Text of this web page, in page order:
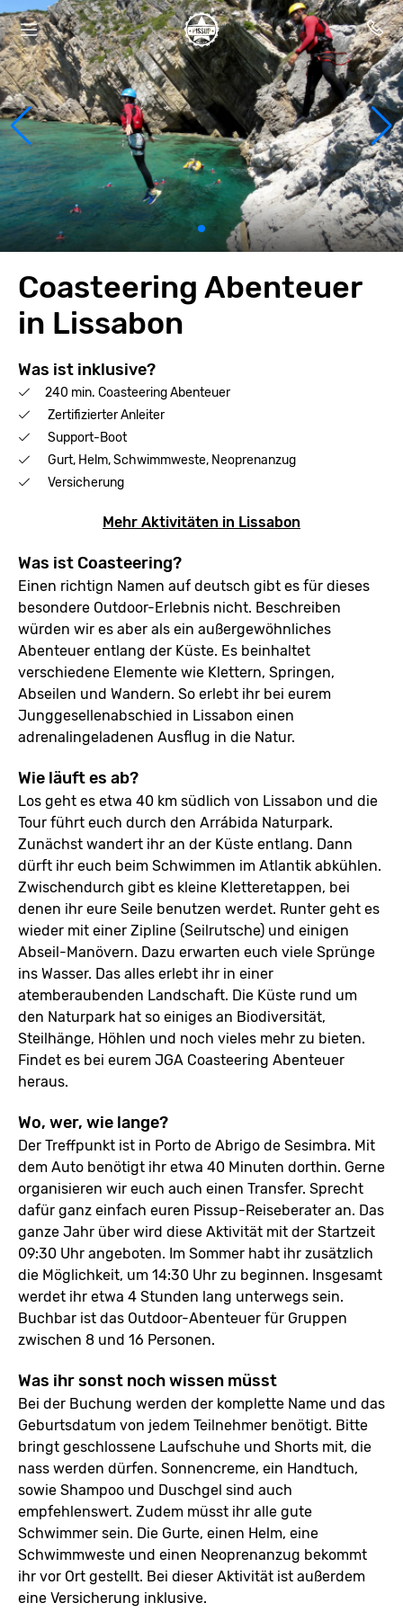
Coasteering Abenteuer
in Lissabon
Was ist inklusive?
240 min. Coasteering Abenteuer
Zertifizierter Anleiter
Support-Boot
Gurt, Helm, Schwimmweste, Neoprenanzug
Versicherung
Mehr Aktivitäten in Lissabon
Was ist Coasteering?
Einen richtign Namen auf deutsch gibt es für dieses
besondere Outdoor-Erlebnis nicht. Beschreiben
würden wir es aber als ein außergewöhnliches
Abenteuer entlang der Küste. Es beinhaltet
verschiedene Elemente wie Klettern, Springen,
Abseilen und Wandern. So erlebt ihr bei eurem
Junggesellenabschied in Lissabon einen
adrenalingeladenen Ausflug in die Natur.
Wie läuft es ab?
Los geht es etwa 40 km südlich von Lissabon und die
Tour führt euch durch den Arrábida Naturpark.
Zunächst wandert ihr an der Küste entlang. Dann
dürft ihr euch beim Schwimmen im Atlantik abkühlen.
Zwischendurch gibt es kleine Kletteretappen, bei
denen ihr eure Seile benutzen werdet. Runter geht es
wieder mit einer Zipline (Seilrutsche) und einigen
Abseil-Manövern. Dazu erwarten euch viele Sprünge
ins Wasser. Das alles erlebt ihr in einer
atemberaubenden Landschaft. Die Küste rund um
den Naturpark hat so einiges an Biodiversität,
Steilhänge, Höhlen und noch vieles mehr zu bieten.
Findet es bei eurem JGA Coasteering Abenteuer
heraus.
Wo, wer, wie lange?
Der Treffpunkt ist in Porto de Abrigo de Sesimbra. Mit
dem Auto benötigt ihr etwa 40 Minuten dorthin. Gerne
organisieren wir euch auch einen Transfer. Sprecht
dafür ganz einfach euren Pissup-Reiseberater an. Das
ganze Jahr über wird diese Aktivität mit der Startzeit
09:30 Uhr angeboten. Im Sommer habt ihr zusätzlich
die Möglichkeit, um 14:30 Uhr zu beginnen. Insgesamt
werdet ihr etwa 4 Stunden lang unterwegs sein.
Buchbar ist das Outdoor-Abenteuer für Gruppen
zwischen 8 und 16 Personen.
Was ihr sonst noch wissen müsst
Bei der Buchung werden der komplette Name und das
Geburtsdatum von jedem Teilnehmer benötigt. Bitte
bringt geschlossene Laufschuhe und Shorts mit, die
nass werden dürfen. Sonnencreme, ein Handtuch,
sowie Shampoo und Duschgel sind auch
empfehlenswert. Zudem müsst ihr alle gute
Schwimmer sein. Die Gurte, einen Helm, eine
Schwimmweste und einen Neoprenanzug bekommt
ihr vor Ort gestellt. Bei dieser Aktivität ist außerdem
eine Versicherung inklusive.